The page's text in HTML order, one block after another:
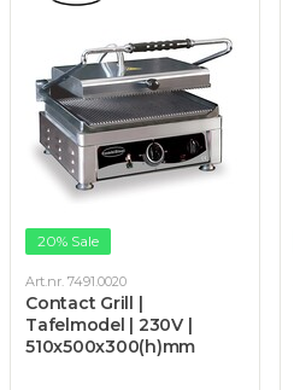
20% Sale
Art.nr. 7491.0020
Contact Grill |
Tafelmodel | 230V |
510x500x300(h)mm